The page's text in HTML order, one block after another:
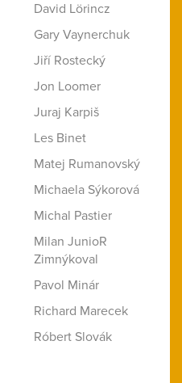
David Lörincz
Gary Vaynerchuk
Jiří Rostecký
Jon Loomer
Juraj Karpiš
Les Binet
Matej Rumanovský
Michaela Sýkorová
Michal Pastier
Milan JunioR
Zimnýkoval
Pavol Minár
Richard Marecek
Róbert Slovák